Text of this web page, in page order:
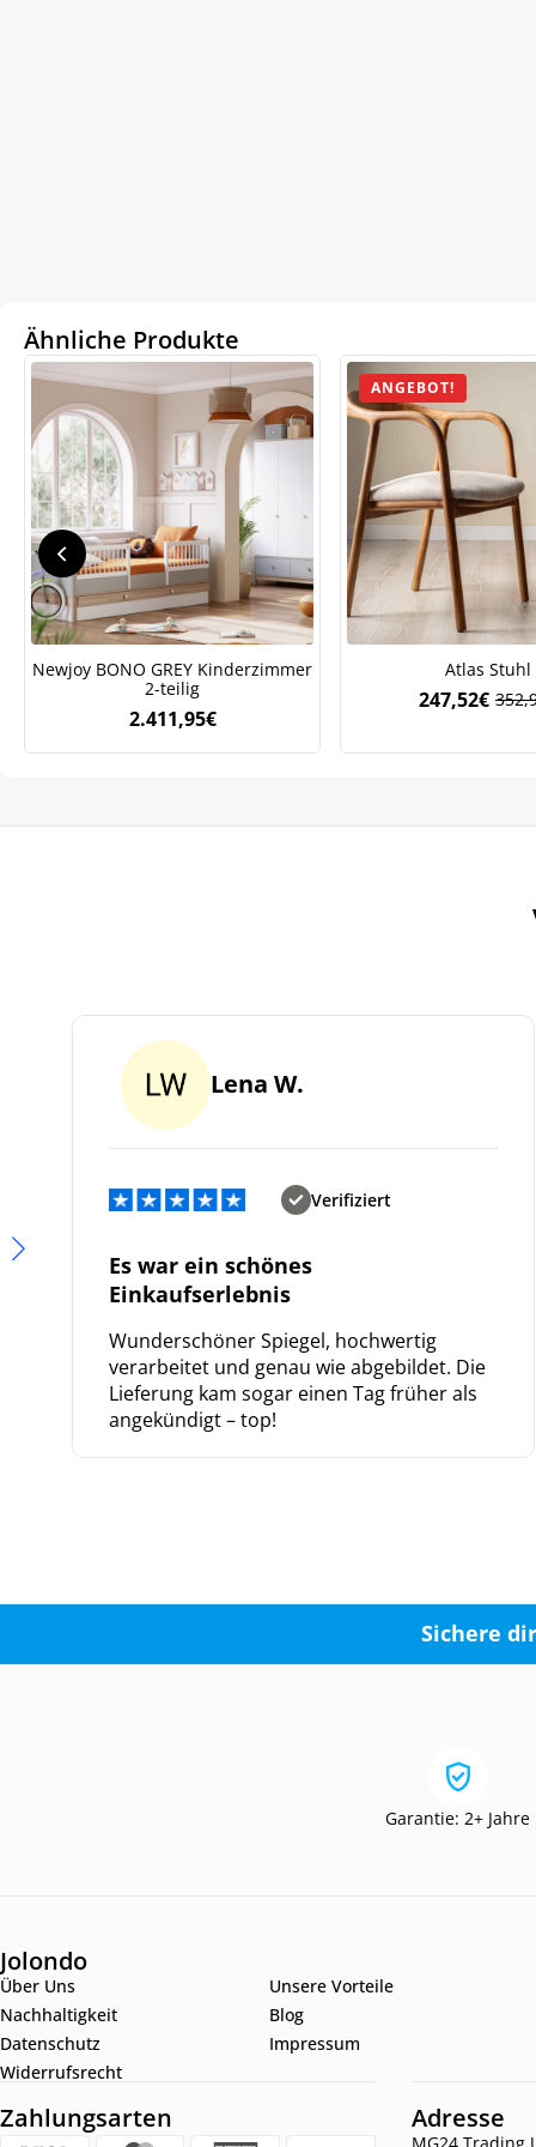
Ähnliche Produkte
Newjoy BONO GREY Kinderzimmer
2-teilig
2.411,95€
ANGEBOT!
Atlas Stuhl
war:
247,52€
ist:
Lena W.
Verifiziert
Es war ein schönes
Einkaufserlebnis
Wunderschöner Spiegel, hochwertig
verarbeitet und genau wie abgebildet. Die
Lieferung kam sogar einen Tag früher als
angekündigt – top!
Sichere
Garantie: 2+ Jahre
Jolondo
Über Uns
Unsere Vorteile
Nachhaltigkeit
Blog
Datenschutz
Impressum
Widerrufsrecht
Zahlungsarten Adresse